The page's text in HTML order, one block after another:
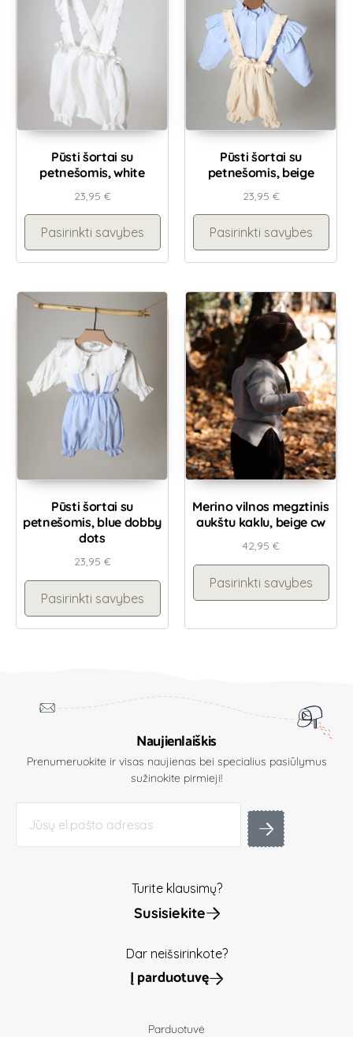
Pūsti šortai su
petnešomis, white
23,95 €
Pasirinkti savybes
Pūsti šortai su
petnešomis, beige
23,95 €
Pasirinkti savybes
Pūsti šortai su
petnešomis, blue dobby
dots
23,95 €
Pasirinkti savybes
Merino vilnos megztinis
aukštu kaklu, beige cw
42,95 €
Pasirinkti savybes
Naujienlaiškis
Prenumeruokite ir visas naujienas bei specialius pasiūlymus
sužinokite pirmieji!
Turite klausimų?
Susisiekite
Dar neišsirinkote?
Į parduotuvę
Parduotuvė